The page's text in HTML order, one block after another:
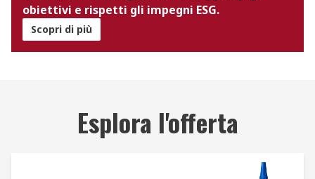
obiettivi e rispetti gli impegni ESG.
Scopri di più
Esplora l'offerta